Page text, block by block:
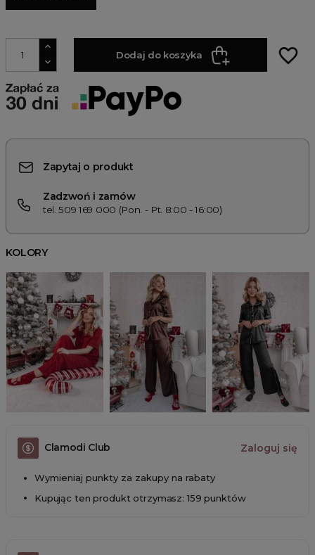
Dodaj do koszyka favorite_border
Zapytaj o produkt
Zadzwoń i zamów
tel. 509 169 000 (Pon. - Pt. 8:00 - 16:00)
KOLORY
Clamodi Club Zaloguj się
Wymieniaj punkty za zakupy na rabaty
Kupując ten produkt otrzymasz: 159 punktów